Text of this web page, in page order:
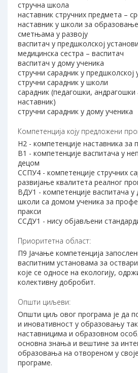
стручна школа
наставник стручних предмета –
наставник у школи за
сметњама у развоју
васпитач у предшколској установи
медицинска сестра – васпитач
васпитач у дому ученика
стручни сарадник у предшколској
стручни сарадник у школи
сарадник (педагошки,
наставник)
стручни сарадник у дому ученика
Компетенција коју предложени
Н2 - компетенције наставника
В1 - компетенције васпитача у
децом
ССПУ4 - компетенције стручних
развијање квалитета реалног
ВДУ1 - компетенције васпитача у
школи са домом ученика за
пракси
ССДУ1 - нису објављени
Приоритетна област:
П9 Јачање компетенција
васпитним установама за
које се односе на екологију,
колективну добробит.
Општи циљеви:
Општи циљ овог програма је да
и иновативност у образовању
наставницима и образовном
основна знања и вештине за
образовања на отвореном у
програме.